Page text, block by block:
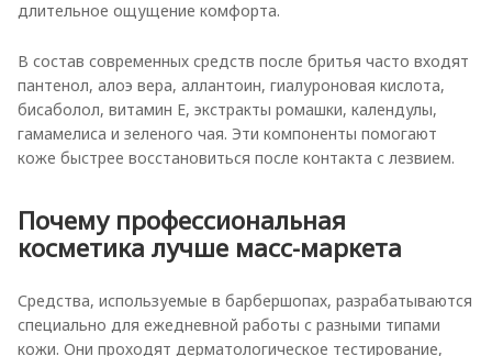
длительное ощущение комфорта.
В состав современных средств после бритья часто входят
пантенол, алоэ вера, аллантоин, гиалуроновая кислота,
бисаболол, витамин Е, экстракты ромашки, календулы,
гамамелиса и зеленого чая. Эти компоненты помогают
коже быстрее восстановиться после контакта с лезвием.
Почему профессиональная
косметика лучше масс-маркета
Средства, используемые в барбершопах, разрабатываются
специально для ежедневной работы с разными типами
кожи. Они проходят дерматологическое тестирование,